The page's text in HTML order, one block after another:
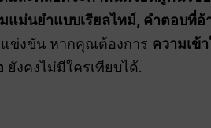
แม่นยำแบบเรียลไทม์, คำตอบที่อ้
แข่งขัน หากคุณต้องการ ความเข้
ยังคงไม่มีใครเทียบได้.